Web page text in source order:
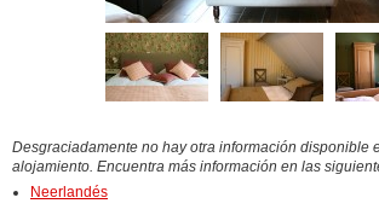
Desgraciadamente no hay otra información disponible
alojamiento. Encuentra más información en las
Neerlandés